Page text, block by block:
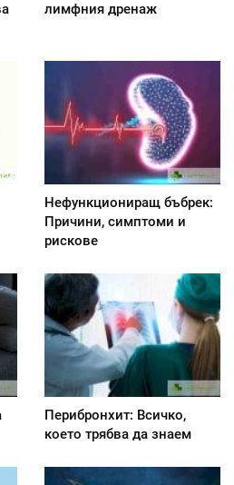
лимфния дренаж
Нефункциониращ бъбрек:
Причини, симптоми и
рискове
Перибронхит: Всичко,
което трябва да знаем